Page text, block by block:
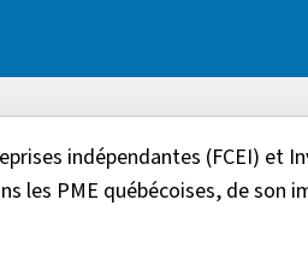
indépendantes (FCEI) et
les PME québécoises, de son